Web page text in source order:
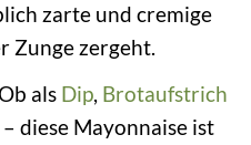
zarte und cremige
Zunge zergeht.
Ob als Dip, Brotaufstrich
– diese Mayonnaise ist